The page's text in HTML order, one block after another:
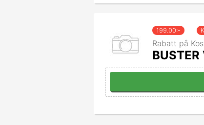
199.00:-
Rabatt på